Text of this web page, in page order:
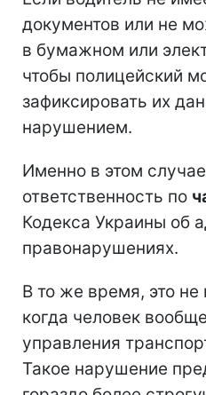
документов или не
в бумажном или
чтобы полицейский
зафиксировать их
нарушением.
Именно в этом
ответственность по
Кодекса Украины об
правонарушениях.
В то же время, это не
когда человек
управления
Такое нарушение